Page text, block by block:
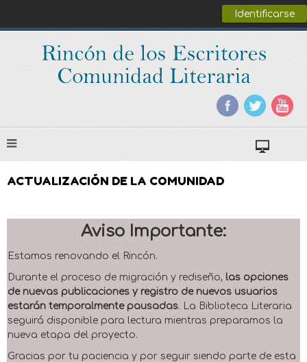
Identificarse
ACTUALIZACIÓN DE LA COMUNIDAD
Aviso Importante:
Estamos renovando el Rincón.
Durante el proceso de migración y rediseño, las opciones
de nuevas publicaciones y registro de nuevos usuarios
estarán temporalmente pausadas. La Biblioteca Literaria
seguirá disponible para lectura mientras preparamos la
nueva etapa del proyecto.
Gracias por tu paciencia y por seguir siendo parte de esta